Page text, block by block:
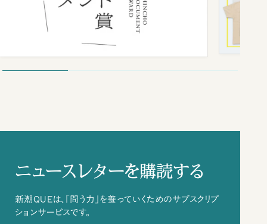
ニュースレターを購読する
新潮QUEは、「問う力」を養っていくためのサブスクリプ
ションサービスです。